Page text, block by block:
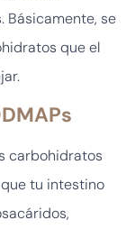
Básicamente, se
que el
carbohidratos
tu intestino